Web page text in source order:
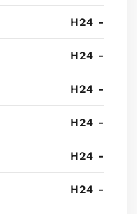
H24 -
H24 -
H24 -
H24 -
H24 -
H24 -